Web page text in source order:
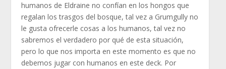
humanos de Eldraine no confían en los hongos que
regalan los trasgos del bosque, tal vez a Grumgully no
le gusta ofrecerle cosas a los humanos, tal vez no
sabremos el verdadero por qué de esta situación,
pero lo que nos importa en este momento es que no
debemos jugar con humanos en este deck. Por